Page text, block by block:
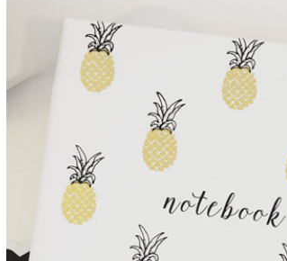
O
SEO
DO
BLOG